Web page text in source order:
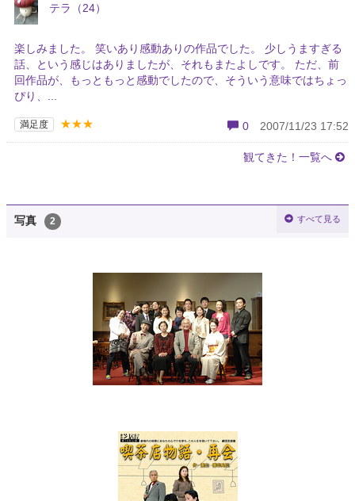
テラ（24）
楽しみました。 笑いあり感動ありの作品でした。 少しうますぎる
話、という感じはありましたが、それもまたよしです。 ただ、前
回作品が、もっともっと感動でしたので、そういう意味ではちょっ
ぴり、...
満足度 ★★★ 0 2007/11/23 17:52
観てきた！一覧へ
写真 2 すべて見る